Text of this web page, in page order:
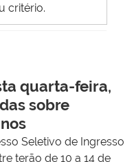
critério.
quarta-feira,
sobre
Seletivo de Ingresso
terão de 10 a 14 de